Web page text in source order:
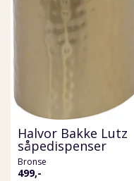
Halvor Bakke Lutz
såpedispenser
Bronse
499,-